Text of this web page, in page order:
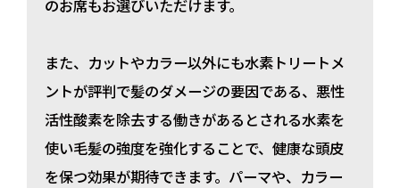
のお席もお選びいただけます。
また、カットやカラー以外にも水素トリートメ
ントが評判で髪のダメージの要因である、悪性
活性酸素を除去する働きがあるとされる水素を
使い毛髪の強度を強化することで、健康な頭皮
を保つ効果が期待できます。パーマや、カラー